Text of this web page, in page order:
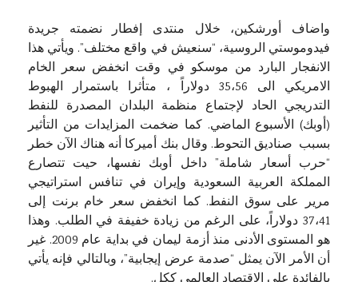
واضاف أورشكين، خلال منتدى إفطار نضمته جريدة
فيدوموستي الروسية، “سنعيش في واقع مختلف”. ويأتي هذا
الانفجار البارد من موسكو في وقت انخفض سعر الخام
الامريكي الى 35،56 دولاراً ، متأثرا باستمرار الهبوط
التدريجي الحاد لإجتماع منظمة البلدان المصدرة للنفط
(أوبك) الأسبوع الماضي. كما ضخمت المزايدات من التأثير
بسبب صناديق التحوط. وقال بنك أميركا أنه هناك الآن خطر
“حرب أسعار شاملة” داخل أوبك نفسها، حيت تتصارع
المملكة العربية السعودية وإيران في تنافس استراتيجي
مرير على سوق النفط. كما انخفض سعر خام برنت إلى
37،41 دولاراً، على الرغم من زيادة خفيفة في الطلب. وهذا
هو المستوى الأدنى منذ أزمة ليمان في بداية عام 2009. غير
أن الأمر الآن يمثل “صدمة عرض إيجابية”، وبالتالي فإنه يأتي